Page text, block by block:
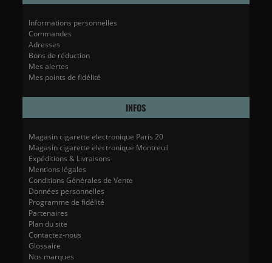
Informations personnelles
Commandes
Adresses
Bons de réduction
Mes alertes
Mes points de fidélité
INFOS
Magasin cigarette electronique Paris 20
Magasin cigarette electronique Montreuil
Expéditions & Livraisons
Mentions légales
Conditions Générales de Vente
Données personnelles
Programme de fidélité
Partenaires
Plan du site
Contactez-nous
Glossaire
Nos marques